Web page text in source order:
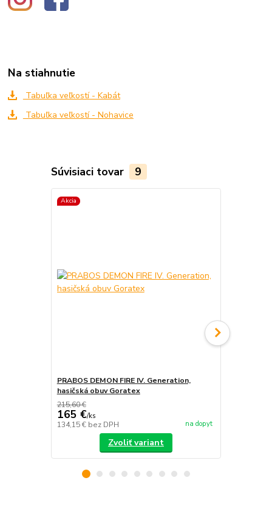
Na stiahnutie
Tabuľka veľkostí - Kabát
Tabuľka veľkostí - Nohavice
Súvisiaci tovar 9
Akcia
PRABOS DEMON FIRE IV. Generation,
hasičská obuv Goratex
215,60 €
165 €/ks
134,15 € bez DPH na dopyt
Zvoliť variant